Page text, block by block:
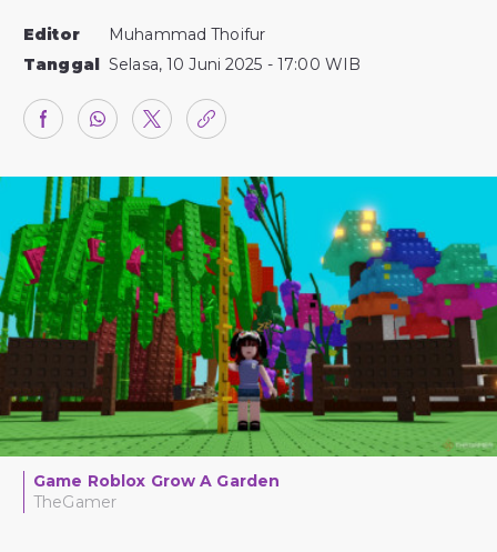
Editor
Muhammad Thoifur
Tanggal Selasa, 10 Juni 2025 - 17:00 WIB
Game Roblox Grow A Garden
TheGamer